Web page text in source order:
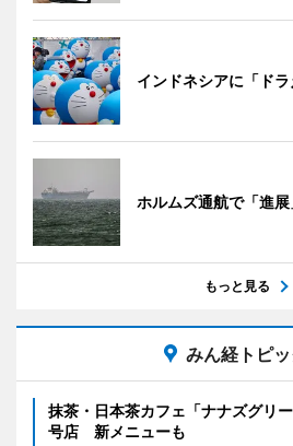
インドネシアに「ド
ホルムズ通航で「進展
もっと見る
みん経トピ
抹茶・日本茶カフェ「ナナズグリ
号店 新メニューも